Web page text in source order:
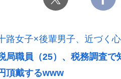
路女子×後輩男子、近づく
局職員（25）、税務調査
頂戴するwww